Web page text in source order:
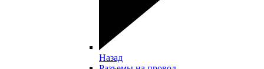
Назад